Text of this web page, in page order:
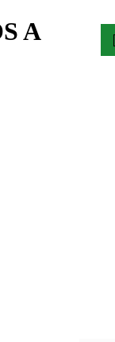
A